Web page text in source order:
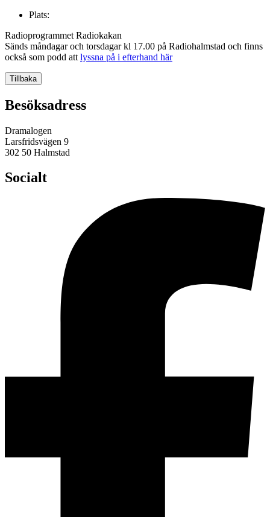
Plats:
Radioprogrammet Radiokakan
Sänds måndagar och torsdagar kl 17.00 på Radiohalmstad och finns
också som podd att lyssna på i efterhand här
Tillbaka
Besöksadress
Dramalogen
Larsfridsvägen 9
302 50 Halmstad
Socialt